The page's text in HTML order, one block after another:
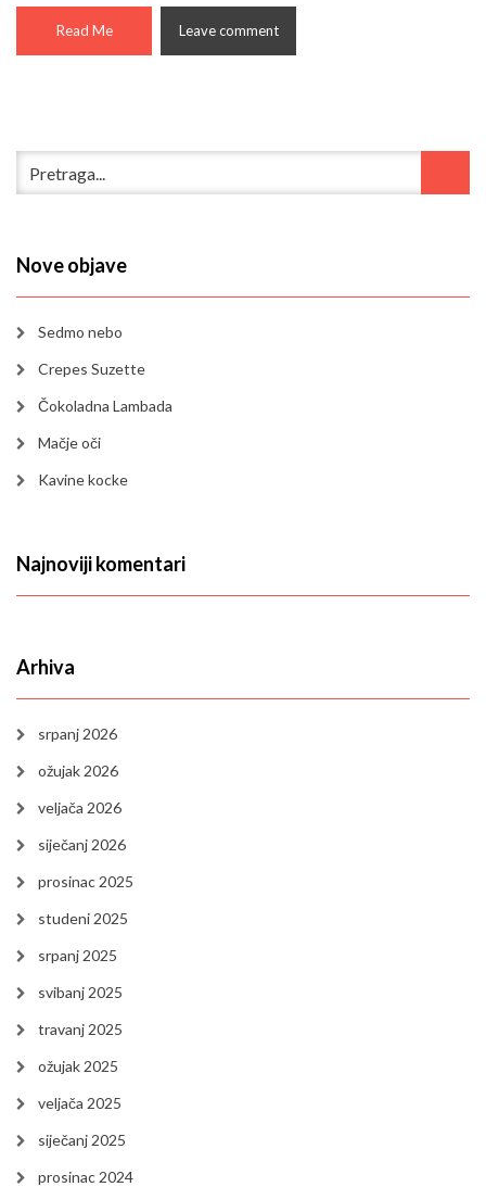
Read Me Leave comment
Nove objave
Sedmo nebo
Crepes Suzette
Čokoladna Lambada
Mačje oči
Kavine kocke
Najnoviji komentari
Arhiva
srpanj 2026
ožujak 2026
veljača 2026
siječanj 2026
prosinac 2025
studeni 2025
srpanj 2025
svibanj 2025
travanj 2025
ožujak 2025
veljača 2025
siječanj 2025
prosinac 2024